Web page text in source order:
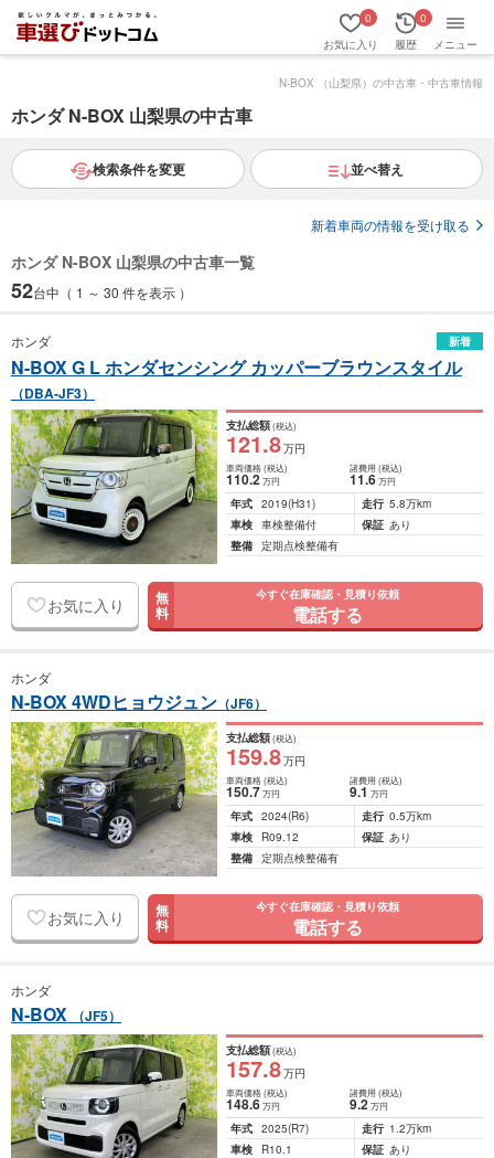
お気に入り
0
履歴
0
メニュー
N-BOX （山梨県）の中古車・中古車情報
ホンダ N-BOX 山梨県の中古車
検索条件を変更 並べ替え
新着車両の情報を受け取る
ホンダ N-BOX 山梨県の中古車一覧
52台中（ 1 ～ 30 件を表示 ）
ホンダ 新着
N-BOX G L ホンダセンシング カッパーブラウンスタイル
（DBA-JF3）
支払総額(税込)
121.8万円
車両価格(税込)
110.2万円
諸費用 (税込)
11.6 万円
年式 2019(H31) 走行 5.8万km
車検 車検整備付 保証 あり
整備 定期点検整備有
お気に入り 無
料
今すぐ在庫確認・見積り依頼
電話する
ホンダ
N-BOX 4WDヒョウジュン （JF6）
支払総額(税込)
159.8万円
車両価格(税込)
150.7万円
諸費用 (税込)
9.1 万円
年式 2024(R6) 走行 0.5万km
車検
R09.12 保証 あり
整備 定期点検整備有
お気に入り 無
料
今すぐ在庫確認・見積り依頼
電話する
ホンダ
N-BOX （JF5）
支払総額(税込)
157.8万円
車両価格(税込)
148.6万円
諸費用 (税込)
9.2 万円
年式 2025(R7) 走行 1.2万km
車検
R10.1 保証 あり